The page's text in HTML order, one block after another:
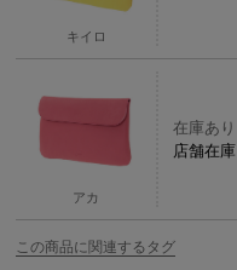
キイロ
アカ
在庫あり
店舗在庫
この商品に関連するタグ